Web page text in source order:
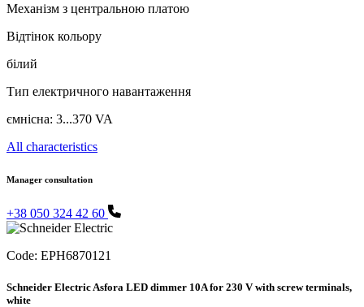
Механізм з центральною платою
Відтінок кольору
білий
Тип електричного навантаження
ємнісна: 3...370 VA
All characteristics
Manager consultation
+38 050 324 42 60
Code: EPH6870121
Schneider Electric Asfora LED dimmer 10A for 230 V with screw terminals,
white